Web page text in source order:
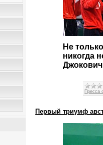
Не
никогда
Пресса
Первый триумф